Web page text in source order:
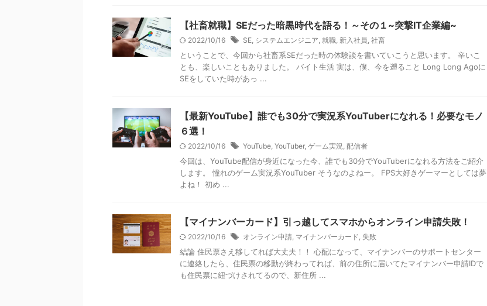
【社畜就職】SEだった暗黒時代を語る！～その１~突撃IT企業編~
2022/10/16 SE, システムエンジニア, 就職, 新入社員, 社畜
ということで、今回から社畜系SEだった時の体験談を書いていこうと思います。 辛いこ
とも、楽しいこともありました。 バイト生活 実は、僕、今を遡ること Long Long Agoに
SEをしていた時があっ ...
【最新YouTube】誰でも30分で実況系YouTuberになれる！必要なモノ
６選！
2022/10/16 YouTube, YouTuber, ゲーム実況, 配信者
今回は、YouTube配信が身近になった今、誰でも30分でYouTuberになれる方法をご紹介
します。 憧れのゲーム実況系YouTuber そうなのよねー。 FPS大好きゲーマーとしては夢
よね！ 初め ...
【マイナンバーカード】引っ越してスマホからオンライン申請失敗！
2022/10/16 オンライン申請, マイナンバーカード, 失敗
結論 住民票さえ移してれば大丈夫！！ 心配になって、マイナンバーのサポートセンター
に連絡したら、住民票の移動が終わってれば、前の住所に届いてたマイナンバー申請IDで
も住民票に紐づけされてるので、新住所 ...